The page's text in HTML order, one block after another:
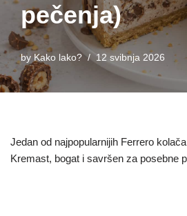
pečenja)
by Kako lako? 12 svibnja 2026
Jedan od najpopularnijih Ferrero
Kremast, bogat i savršen za posebne